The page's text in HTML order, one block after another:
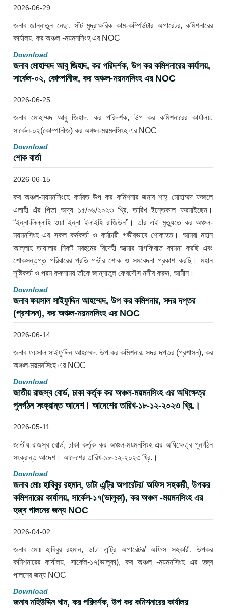
2026-06-29
জনাব জান্নাতুন নেছা, সাঁট মুদ্রাক্ষরিক কাম-কম্পিউটার অপারেটর, কমিশনারের
কার্যালয়, কর অঞ্চল -ময়মনসিংহ এর NOC
Download
জনাব মোহাম্মদ আবু জিহাদ, কর পরিদর্শক, উপ কর কমিশনারের কার্যালয়,
সার্কেল-০২, কোম্পানীজ, কর অঞ্চল-ময়মনসিংহ এর NOC
2026-06-25
জনাব মোহাম্মদ আবু জিহাদ, কর পরিদর্শক, উপ কর কমিশনারের কার্যালয়,
সার্কেল-০২(কোম্পানীজ) কর অঞ্চল-ময়মনসিংহ এর NOC
Download
শোক বার্তা
2026-06-15
কর অঞ্চল-ময়মনসিংহে কর্মরত উপ কর কমিশনার জনাব শাহ্ মোহাম্মদ ফজলে
এলাহী এঁর পিতা অদ্য ১৫/০৬/২০২৩ খ্রি. তারিখ ইন্তেকাল ফরমাইছেন।
“ইন্না-লিল্লাহি ওয়া ইন্না ইলাইহি রাজিউন”। তাঁর এই মৃত্যুতে কর অঞ্চল-
ময়মনসিংহ এর সকল কর্মকর্তা ও কর্মচারী গভীরভাবে শোকাহত। আমরা মহান
আল্লাহ তায়ালার নিকট মরহুমের বিদেহী আত্মার মাগফিরাত কামনা করছি এবং
শোকসন্তপ্ত পরিবারের প্রতি গভীর শোক ও সমবেদনা প্রকাশ করছি। মহান
সৃষ্টিকর্তা ও পরম করুনাময় তাঁকে জান্নাতুল ফেরদৌস নসীব করুন, আমীন।
Download
জনাব ফয়সাল সাইফুদ্দিন আহম্মেদ, উপ কর কমিশনার, সদর দপ্তর
(প্রশাসন), কর অঞ্চল-ময়মনসিংহ এর NOC
2026-06-14
জনাব ফয়সাল সাইফুদ্দিন আহম্মেদ, উপ কর কমিশনার, সদর দপ্তর (প্রশাসন), কর
অঞ্চল-ময়মনসিংহ এর NOC
Download
জাতীয় রাজস্ব বোর্ড, ঢাকা কর্তৃক কর অঞ্চল-ময়মনসিংহ এর অধিক্ষেত্র
পুনর্গঠন সংক্রান্ত আদেশ। আদেশের তারিখ-১৮-১২-২০২৩ খ্রি.।
2026-05-11
জাতীয় রাজস্ব বোর্ড, ঢাকা কর্তৃক কর অঞ্চল-ময়মনসিংহ এর অধিক্ষেত্র পুনর্গঠন
সংক্রান্ত আদেশ। আদেশের তারিখ-১৮-১২-২০২৩ খ্রি.।
Download
জনাব মোঃ হাবিবুর রহমান, ডাটা এন্ট্রি অপারেটর/ অফিস সহকারী, উপকর
কমিশনারের কার্যালয়, সার্কেল-১৭(ভালুকা), কর অঞ্চল -ময়মনসিংহ এর
হজ্ব পালনের জন্য NOC
2026-04-02
জনাব মোঃ হাবিবুর রহমান, ডাটা এন্ট্রি অপারেটর/ অফিস সহকারী, উপকর
কমিশনারের কার্যালয়, সার্কেল-১৭(ভালুকা), কর অঞ্চল -ময়মনসিংহ এর হজ্ব
পালনের জন্য NOC
Download
জনাব মহিউদ্দিন খান, কর পরিদর্শক, উপ কর কমিশনারের কার্যালয়